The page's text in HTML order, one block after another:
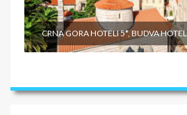
CRNA GORA HOTELI 5*, BUDVA HOTEL